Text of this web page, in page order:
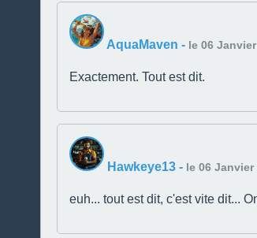
AquaMaven - le 06
Exactement. Tout est dit.
Hawkeye13 - le 06 Janvier
euh... tout est dit, c'est vite dit...